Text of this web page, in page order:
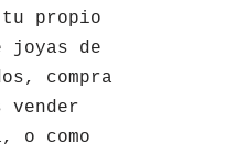
propio
joyas de
compra
vender
o como